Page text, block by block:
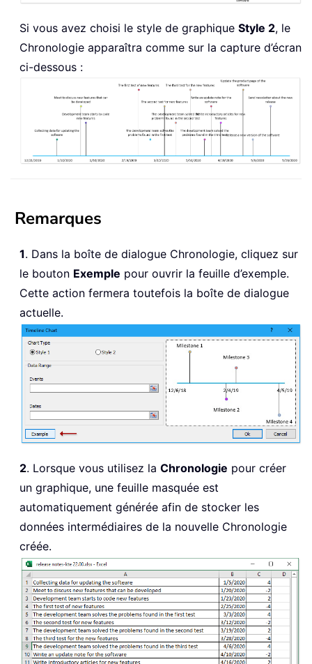
Si vous avez choisi le style de graphique Style 2, le
Chronologie apparaîtra comme sur la capture d’écran
ci-dessous :
Remarques
1. Dans la boîte de dialogue Chronologie, cliquez sur
le bouton Exemple pour ouvrir la feuille d’exemple.
Cette action fermera toutefois la boîte de dialogue
actuelle.
2. Lorsque vous utilisez la Chronologie pour créer
un graphique, une feuille masquée est
automatiquement générée afin de stocker les
données intermédiaires de la nouvelle Chronologie
créée.